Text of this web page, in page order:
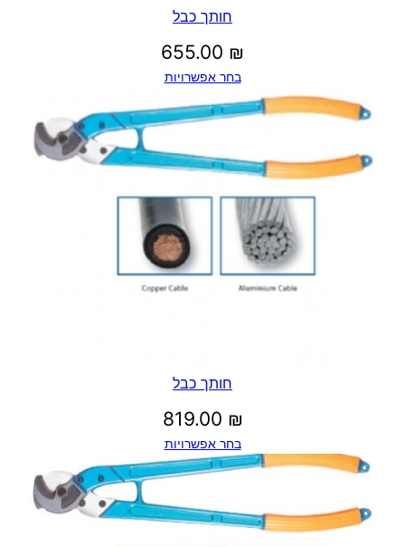
חותך כבל
655.00 ₪
בחר אפשרויות
חותך כבל
819.00 ₪
בחר אפשרויות